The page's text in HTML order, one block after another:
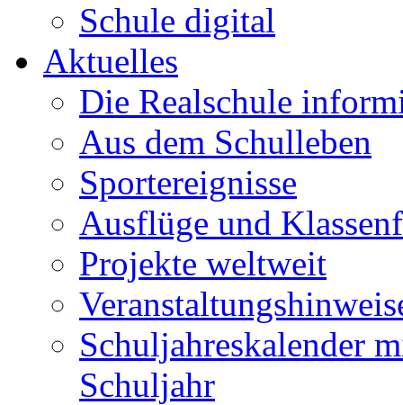
Schule digital
Aktuelles
Die Realschule
Aus dem Schulleben
Sportereignisse
Ausflüge und
Projekte weltweit
Schuljahreskalender
Schuljahr